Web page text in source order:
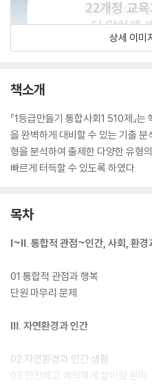
상세 이미
책소개
『1등급만들기 통합사회1 510제』
을 완벽하게 대비할 수 있는 기출
형을 분석하여 출제한 다양한 유형
빠르게 터득할 수 있도록 하였다.
목차
Ⅰ~Ⅱ. 통합적 관점~인간, 사회, 환경
01 통합적 관점과 행복
단원 마무리 문제
Ⅲ. 자연환경과 인간
02 자연환경과 인간 생활
03 안전하고 쾌적하게 살아갈 권리